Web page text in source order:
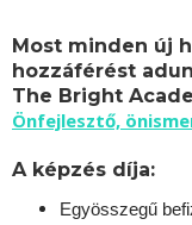
Most minden új
hozzáférést
The Bright
Önfejlesztő,
A képzés díja:
Egyösszegű